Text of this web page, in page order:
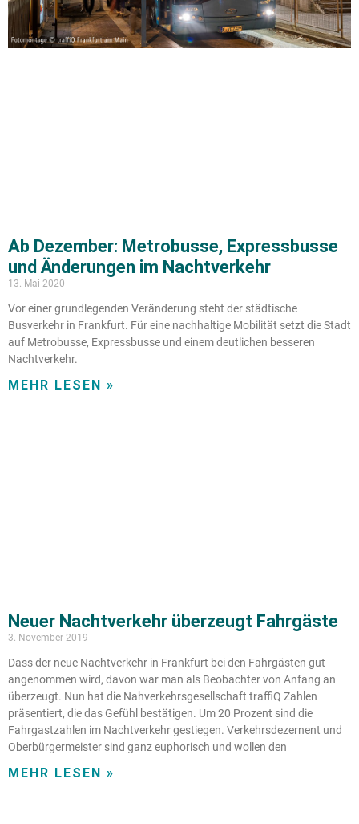
Ab Dezember: Metrobusse, Expressbusse
und Änderungen im Nachtverkehr
13. Mai 2020
Vor einer grundlegenden Veränderung steht der städtische
Busverkehr in Frankfurt. Für eine nachhaltige Mobilität setzt die Stadt
auf Metrobusse, Expressbusse und einem deutlichen besseren
Nachtverkehr.
MEHR LESEN »
Neuer Nachtverkehr überzeugt Fahrgäste
3. November 2019
Dass der neue Nachtverkehr in Frankfurt bei den Fahrgästen gut
angenommen wird, davon war man als Beobachter von Anfang an
überzeugt. Nun hat die Nahverkehrsgesellschaft traffiQ Zahlen
präsentiert, die das Gefühl bestätigen. Um 20 Prozent sind die
Fahrgastzahlen im Nachtverkehr gestiegen. Verkehrsdezernent und
Oberbürgermeister sind ganz euphorisch und wollen den
MEHR LESEN »